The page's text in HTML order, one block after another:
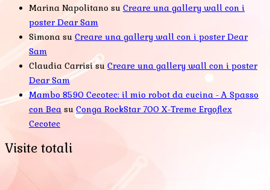
Marina Napolitano su Creare una gallery wall con i
poster Dear Sam
Simona su Creare una gallery wall con i poster Dear
Sam
Claudia Carrisisu Creare una gallery wall con i poster
Dear Sam
Mambo 8590 Cecotec: il mio robot da cucina - A Spasso
con Bea su Conga RockStar 700 X-Treme Ergoflex
Cecotec
Visite totali